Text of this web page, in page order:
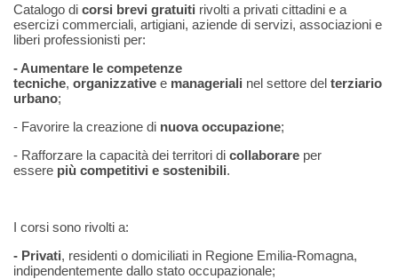
Catalogo di corsi brevi gratuiti rivolti a privati cittadini e a
esercizi commerciali, artigiani, aziende di servizi, associazioni e
liberi professionisti per:
- Aumentare le competenze
tecniche, organizzative e manageriali nel settore del terziario
urbano;
- Favorire la creazione di nuova occupazione;
- Rafforzare la capacità dei territori di collaborare per
essere più competitivi e sostenibili.
I corsi sono rivolti a:
- Privati, residenti o domiciliati in Regione Emilia-Romagna,
indipendentemente dallo stato occupazionale;